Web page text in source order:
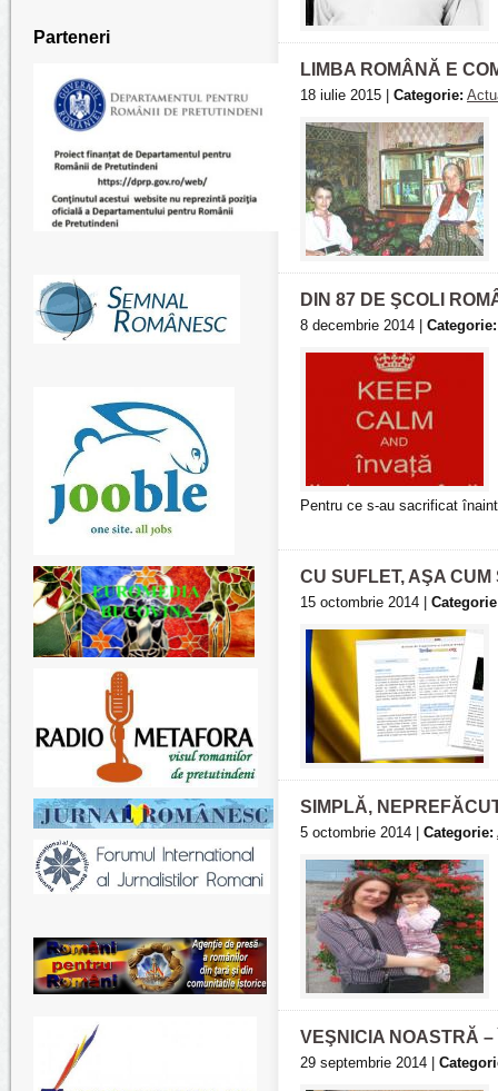
Parteneri
LIMBA ROMÂNĂ E
18 iulie 2015 | Categorie:
DIN 87 DE ŞCOLI
8 decembrie 2014 | Categorie:
Pentru ce s-au sacrificat
CU SUFLET, AŞA
15 octombrie 2014 |
SIMPLĂ,
5 octombrie 2014 | Categorie:
VEŞNICIA NOASTRĂ
29 septembrie 2014 |